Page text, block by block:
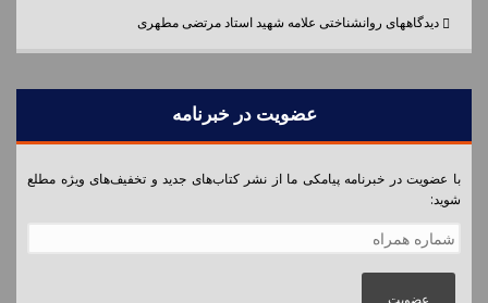
دیدگاههای روانشناختی علامه شهید استاد مرتضی مطهری
عضویت در خبرنامه
با عضویت در خبرنامه پیامکی ما از نشر کتاب‌های جدید و تخفیف‌های ویژه مطلع
شوید:
شماره همراه
*